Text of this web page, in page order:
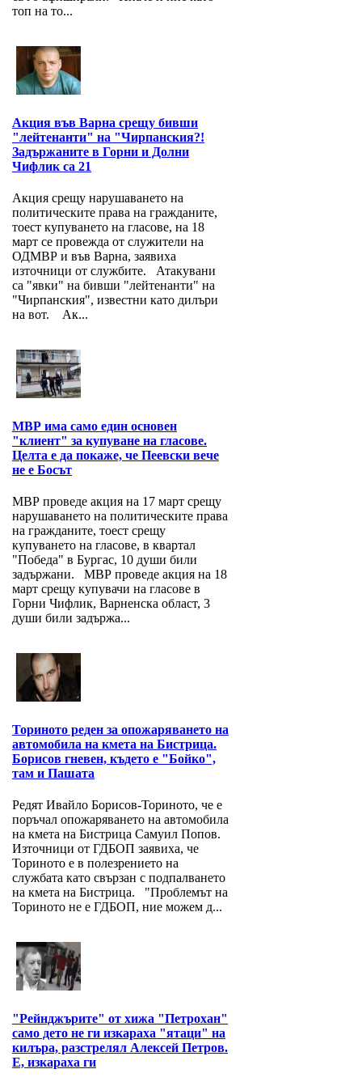
топ на то...
Акция във Варна срещу бивши
"лейтенанти" на "Чирпанския?!
Задържаните в Горни и Долни
Чифлик са 21
Акция срещу нарушаването на
политическите права на гражданите,
тоест купуването на гласове, на 18
март се провежда от служители на
ОДМВР и във Варна, заявиха
източници от службите. Атакувани
са "явки" на бивши "лейтенанти" на
"Чирпанския", известни като дилъри
на вот. Ак...
МВР има само един основен
"клиент" за купуване на гласове.
Целта е да покаже, че Пеевски вече
не е Босът
МВР проведе акция на 17 март срещу
нарушаването на политическите права
на гражданите, тоест срещу
купуването на гласове, в квартал
"Победа" в Бургас, 10 души били
задържани. МВР проведе акция на 18
март срещу купувачи на гласове в
Горни Чифлик, Варненска област, 3
души били задържа...
Ториното реден за опожаряването на
автомобила на кмета на Бистрица.
Борисов гневен, където е "Бойко",
там и Пашата
Редят Ивайло Борисов-Ториното, че е
поръчал опожаряването на автомобила
на кмета на Бистрица Самуил Попов.
Източници от ГДБОП заявиха, че
Ториното е в полезрението на
службата като свързан с подпалването
на кмета на Бистрица. "Проблемът на
Ториното не е ГДБОП, ние можем д...
"Рейнджърите" от хижа "Петрохан"
само дето не ги изкараха "ятаци" на
килъра, разстрелял Алексей Петров.
Е, изкараха ги